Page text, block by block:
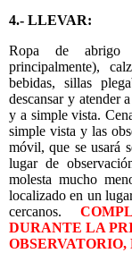
4.- LLEVAR:
Ropa de abrigo
principalmente),
bebidas, sillas
descansar y atender
y a simple vista.
simple vista y las
móvil, que se usará
lugar de
molesta mucho
localizado en un
cercanos.
DURANTE LA